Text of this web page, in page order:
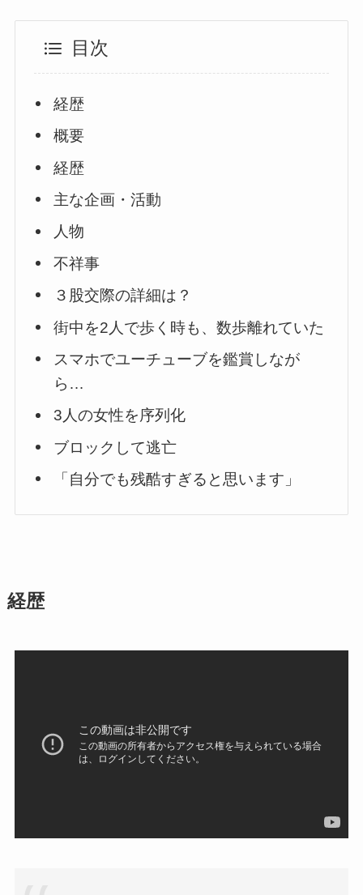
目次
経歴
概要
経歴
主な企画・活動
人物
不祥事
３股交際の詳細は？
街中を2人で歩く時も、数歩離れていた
スマホでユーチューブを鑑賞しなが
ら…
3人の女性を序列化
ブロックして逃亡
「自分でも残酷すぎると思います」
経歴